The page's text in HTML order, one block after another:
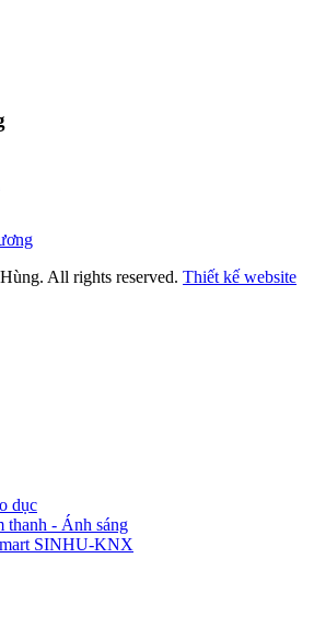
All rights reserved. Thiết kế website
dục
thanh - Ánh sáng
SINHU-KNX